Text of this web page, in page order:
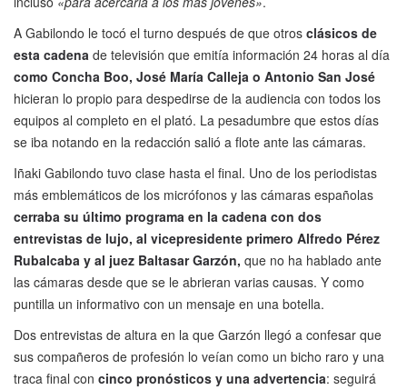
A Gabilondo le tocó el turno después de que otros clásicos de
esta cadena de televisión que emitía información 24 horas al día
como Concha Boo, José María Calleja o Antonio San José
hicieran lo propio para despedirse de la audiencia con todos los
equipos al completo en el plató. La pesadumbre que estos días
se iba notando en la redacción salió a flote ante las cámaras.
Iñaki Gabilondo tuvo clase hasta el final. Uno de los periodistas
más emblemáticos de los micrófonos y las cámaras españolas
cerraba su último programa en la cadena con dos
entrevistas de lujo, al vicepresidente primero Alfredo Pérez
Rubalcaba y al juez Baltasar Garzón, que no ha hablado ante
las cámaras desde que se le abrieran varias causas. Y como
puntilla un informativo con un mensaje en una botella.
Dos entrevistas de altura en la que Garzón llegó a confesar que
sus compañeros de profesión lo veían como un bicho raro y una
traca final con cinco pronósticos y una advertencia: seguirá